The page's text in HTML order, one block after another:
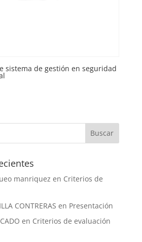
sistema de gestión en seguridad
manriquez en Criterios de
CONTRERAS en Presentación
en Criterios de evaluación